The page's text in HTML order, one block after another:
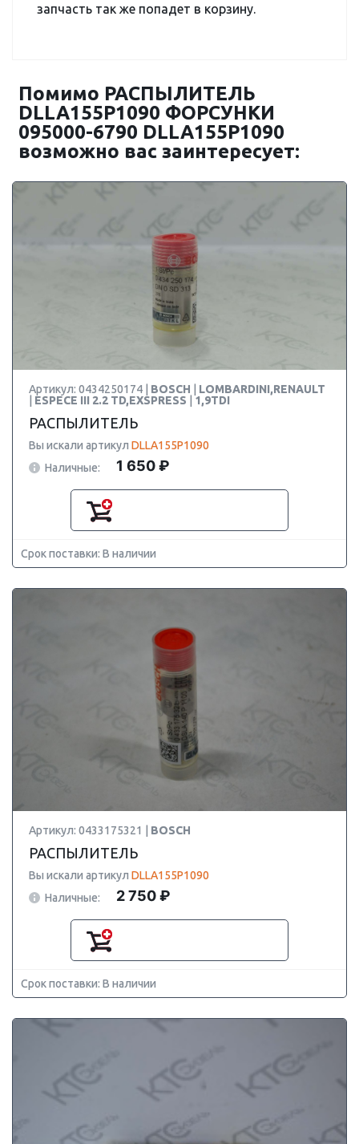
запчасть так же попадет в корзину.
Помимо РАСПЫЛИТЕЛЬ
DLLA155P1090 ФОРСУНКИ
095000-6790 DLLA155P1090
возможно вас заинтересует:
Артикул: 0434250174 | BOSCH
LOMBARDINI,RENAULT
ESPECE III 2.2 TD,EXSPRESS 1,9TDI
РАСПЫЛИТЕЛЬ
Вы искали артикул DLLA155P1090
Наличные:
1 650 ₽
Срок поставки: В наличии
Артикул: 0433175321 | BOSCH
РАСПЫЛИТЕЛЬ
Вы искали артикул DLLA155P1090
Наличные:
2 750 ₽
Срок поставки: В наличии